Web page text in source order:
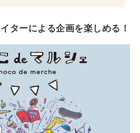
ターによる企画を楽しめる！